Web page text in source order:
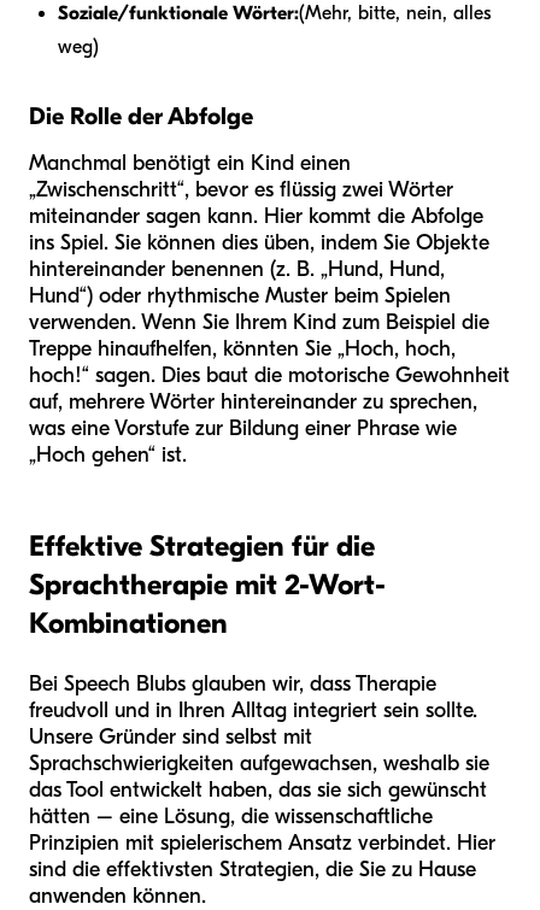
Soziale/funktionale Wörter:(Mehr, bitte, nein, alles
weg)
Die Rolle der Abfolge
Manchmal benötigt ein Kind einen
„Zwischenschritt“, bevor es flüssig zwei Wörter
miteinander sagen kann. Hier kommt die Abfolge
ins Spiel. Sie können dies üben, indem Sie Objekte
hintereinander benennen (z. B. „Hund, Hund,
Hund“) oder rhythmische Muster beim Spielen
verwenden. Wenn Sie Ihrem Kind zum Beispiel die
Treppe hinaufhelfen, könnten Sie „Hoch, hoch,
hoch!“ sagen. Dies baut die motorische Gewohnheit
auf, mehrere Wörter hintereinander zu sprechen,
was eine Vorstufe zur Bildung einer Phrase wie
„Hoch gehen“ ist.
Effektive Strategien für die
Sprachtherapie mit 2-Wort-
Kombinationen
Bei Speech Blubs glauben wir, dass Therapie
freudvoll und in Ihren Alltag integriert sein sollte.
Unsere Gründer sind selbst mit
Sprachschwierigkeiten aufgewachsen, weshalb sie
das Tool entwickelt haben, das sie sich gewünscht
hätten – eine Lösung, die wissenschaftliche
Prinzipien mit spielerischem Ansatz verbindet. Hier
sind die effektivsten Strategien, die Sie zu Hause
anwenden können.